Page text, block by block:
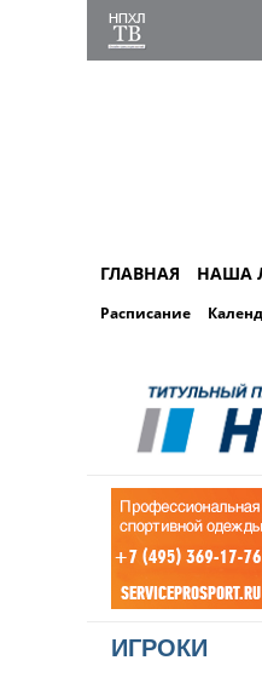
ГЛАВНАЯ НАША
Расписание
ИГРОКИ